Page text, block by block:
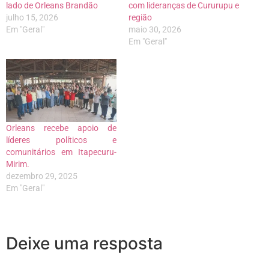
lado de Orleans Brandão
julho 15, 2026
Em "Geral"
com lideranças de Cururupu e
região
maio 30, 2026
Em "Geral"
Orleans recebe apoio de
líderes políticos e
comunitários em Itapecuru-
Mirim.
dezembro 29, 2025
Em "Geral"
Deixe uma resposta